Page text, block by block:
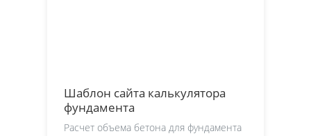
Шаблон сайта калькулятора
фундамента
Расчет объема бетона для фундамента